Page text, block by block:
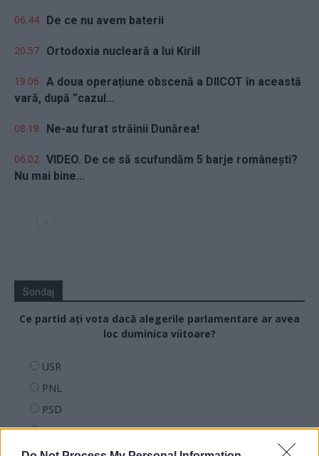
06.44 De ce nu avem baterii
20.57 Ortodoxia nucleară a lui Kirill
19.06 A doua operațiune obscenă a DIICOT în această
vară, după ”cazul...
08.18 Ne-au furat străinii Dunărea!
06.02 VIDEO. De ce să scufundăm 5 barje românești?
Nu mai bine...
Sondaj
Ce partid ați vota dacă alegerile parlamentare ar avea
loc duminica viitoare?
USR
PNL
PSD
AUR
UDMR